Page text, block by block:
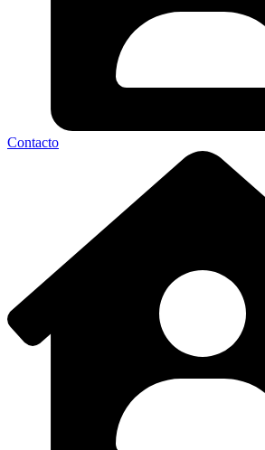
Contacto